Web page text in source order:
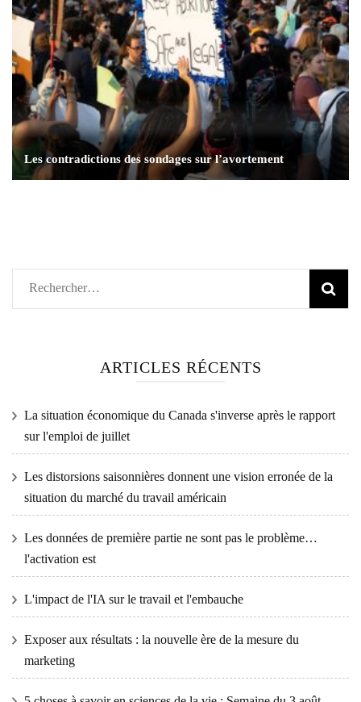
Les contradictions des sondages sur l’avortement
Rechercher :
ARTICLES RÉCENTS
La situation économique du Canada s'inverse après le rapport
sur l'emploi de juillet
Les distorsions saisonnières donnent une vision erronée de la
situation du marché du travail américain
Les données de première partie ne sont pas le problème…
l'activation est
L'impact de l'IA sur le travail et l'embauche
Exposer aux résultats : la nouvelle ère de la mesure du
marketing